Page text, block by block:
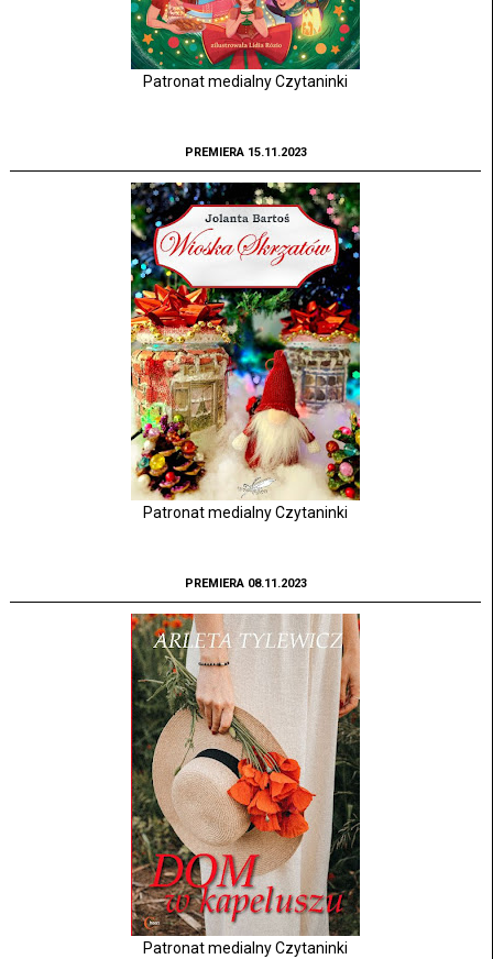
Patronat medialny Czytaninki
PREMIERA 15.11.2023
Patronat medialny Czytaninki
PREMIERA 08.11.2023
Patronat medialny Czytaninki